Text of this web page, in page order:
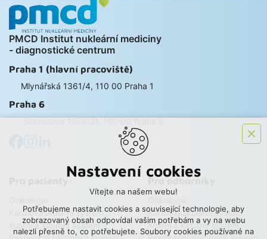
PMCD Institut nukleární mediciny
- diagnostické centrum
Praha 1 (hlavní pracoviště)
Mlynářská 1361/4, 110 00 Praha 1
Praha 6
Stamicova 1968/21, 160 00 Praha 6
Kardiovaskulární systém
Kostní a kloubní systém
Pro odborníky:
Kardiovaskulární systém
Kostní a kloubní systém
Nastavení cookies
Vítejte na našem webu!
Potřebujeme nastavit cookies a související technologie, aby
zobrazovaný obsah odpovídal vašim potřebám a vy na webu
nalezli přesně to, co potřebujete. Soubory cookies používané na